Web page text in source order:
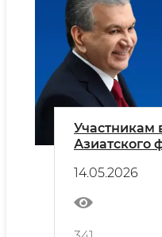
Участникам
Азиатского
14.05.2026